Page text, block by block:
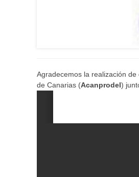
Agradecemos la realización
de Canarias (Acanprodel)